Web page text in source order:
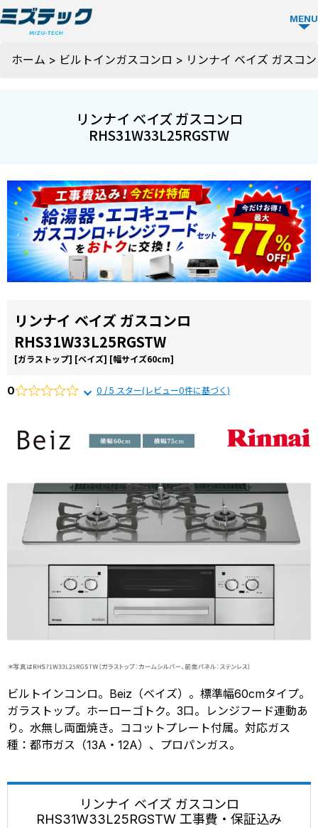
MENU
ビルトイ
ぶ
メーカーか
ら選ぶ
リンナイ
から選ぶ
ら選ぶ
ミズテック
の強み
選ばれる理
由
交換費用
施工事例
お役立ち
コラム
よくある
ホーム > ビルトインガスコンロ > リンナイ ベイズ ガスコ
リンナイ ベイズ ガスコンロ
RHS31W33L25RGSTW
リンナイ ベイズ ガスコンロ
RHS31W33L25RGSTW
[ガラストップ] [ベイズ] [幅サイズ60cm]
0 0 / 5 スター(レビュー0件に基づく)
ビルトインコンロ。Beiz（ベイズ）。標準幅60cmタイプ。
ガラストップ。ホーローゴトク。3口。レンジフード連動あ
り。水無し両面焼き。ココットプレート付属。対応ガス
種：都市ガス（13A・12A）、プロパンガス。
リンナイ ベイズ ガスコンロ
RHS31W33L25RGSTW 工事費・保証込み